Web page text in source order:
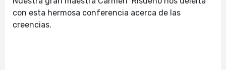
con esta hermosa conferencia acerca de las
creencias.